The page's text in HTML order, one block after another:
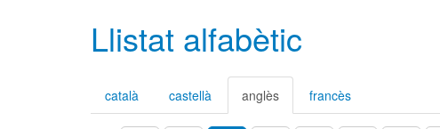
Llistat alfabètic
català castellà anglès francès